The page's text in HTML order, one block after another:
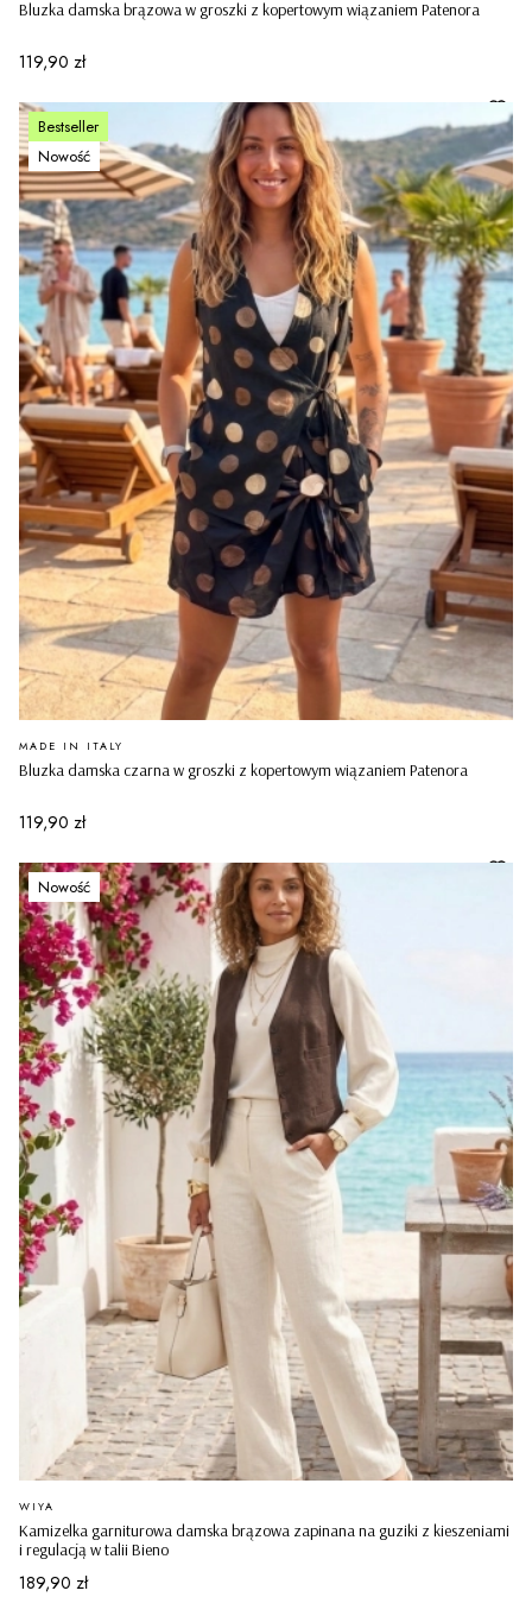
Bluzka damska brązowa w groszki z kopertowym wiązaniem Patenora
Cena
119,90 zł
Bestseller
Nowość
Bluzka damska czarna w groszki z kopertowym wiązaniem Patenora
PRODUCENT
MADE IN ITALY
Cena
119,90 zł
Nowość
Kamizelka garniturowa damska brązowa zapinana na guziki z kieszeniami
i regulacją w talii Bieno
PRODUCENT
WIYA
Cena
189,90 zł